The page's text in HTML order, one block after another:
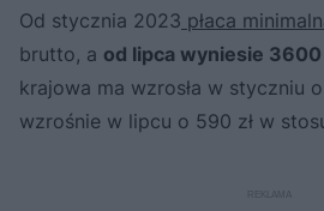
Od stycznia 2023 płaca
brutto, a od lipca wyniesie 3600
krajowa ma wzrosła w styczniu
wzrośnie w lipcu o 590 zł w